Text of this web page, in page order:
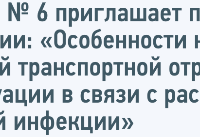
6 приглашает
«Особенности
транспортной
в связи с
инфекции»